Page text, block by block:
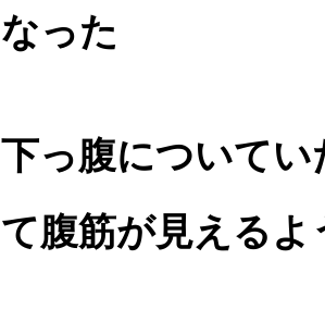
なった
下っ腹について
て腹筋が見える